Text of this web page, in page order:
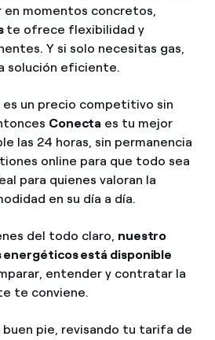
momentos concretos,
te ofrece flexibilidad y
Y si solo necesitas gas,
solución eficiente.
es un precio competitivo sin
Conecta es tu mejor
las 24 horas, sin permanencia
online para que todo sea
para quienes valoran la
en su día a día.
del todo claro, nuestro
energéticos está disponible
entender y contratar la
te conviene.
buen pie, revisando tu tarifa de